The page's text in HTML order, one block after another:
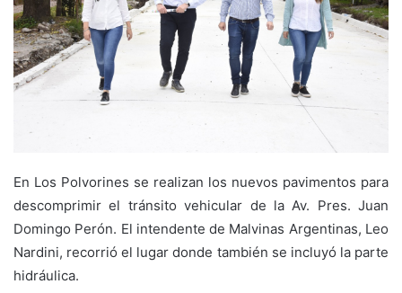
En Los Polvorines se realizan los nuevos pavimentos para
descomprimir el tránsito vehicular de la Av. Pres. Juan
Domingo Perón. El intendente de Malvinas Argentinas, Leo
Nardini, recorrió el lugar donde también se incluyó la parte
hidráulica.